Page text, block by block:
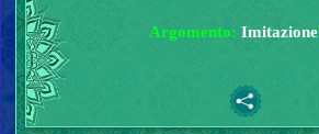
Argomento: Imitazione